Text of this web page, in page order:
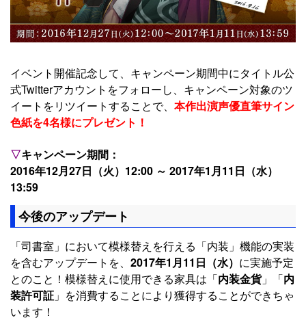
イベント開催記念して、キャンペーン期間中にタイトル公
式Twitterアカウントをフォローし、キャンペーン対象のツ
イートをリツイートすることで、 本作出演声優直筆サイン
色紙を4名様にプレゼント！
▽キャンペーン期間：
2016年12月27日（火）12:00 ～ 2017年1月11日（水）
13:59
今後のアップデート
「司書室」において模様替えを行える「内装」機能の実装
を含むアップデートを、 2017年1月11日（水） に実施予定
とのこと！模様替えに使用できる家具は「内装金貨」「内
装許可証 」を消費することにより獲得することができちゃ
います！